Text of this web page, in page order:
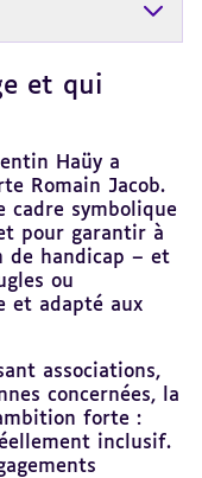
et qui
Haüy a
Romain Jacob.
cadre symbolique
pour garantir à
de handicap – et
ou
et adapté aux
associations,
concernées, la
forte :
inclusif.